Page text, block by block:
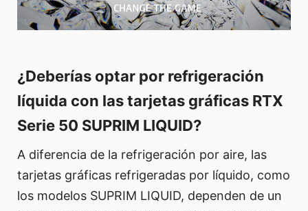
¿Deberías optar por refrigeración
líquida con las tarjetas gráficas RTX
Serie 50 SUPRIM LIQUID?
A diferencia de la refrigeración por aire, las
tarjetas gráficas refrigeradas por líquido, como
los modelos SUPRIM LIQUID, dependen de un